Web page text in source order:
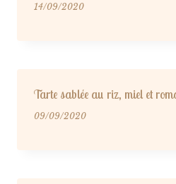
14/09/2020
Tarte sablée au riz, miel et
09/09/2020